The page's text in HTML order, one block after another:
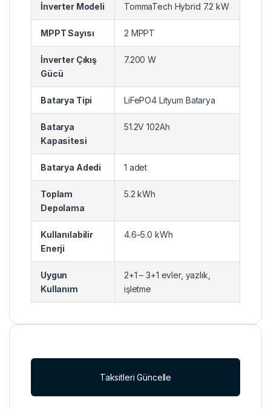
İnverter Modeli TommaTech Hybrid 7.2 kW
MPPT Sayısı 2 MPPT
İnverter Çıkış
Gücü
7.200 W
Batarya Tipi LiFePO4 Lityum Batarya
Batarya
Kapasitesi
51.2V 102Ah
Batarya Adedi 1 adet
Toplam
Depolama
5.2 kWh
Kullanılabilir
Enerji
4.6–5.0 kWh
Uygun
Kullanım
2+1 – 3+1 evler, yazlık,
işletme
Taksitleri Güncelle